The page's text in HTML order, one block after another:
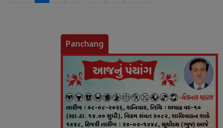
Panchang